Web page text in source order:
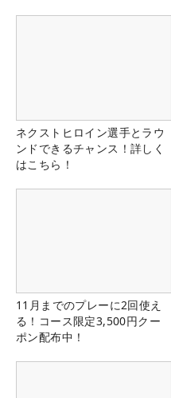
ネクストヒロイン選手とラウ
ンドできるチャンス！詳しく
はこちら！
11月までのプレーに2回使え
る！コース限定3,500円クー
ポン配布中！